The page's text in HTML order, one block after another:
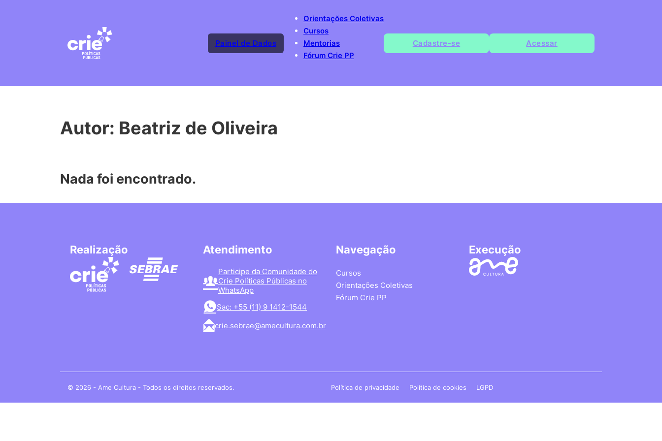
Painel de Dados
Orientações Coletivas
Cursos
Mentorias
Fórum Crie PP
Cadastre-se Acessar
Autor: Beatriz de Oliveira
Nada foi encontrado.
Realização Atendimento
Participe da Comunidade do
Crie Políticas Públicas no
WhatsApp
Sac: +55 (11) 9 1412-1544
crie.sebrae@amecultura.com.br
Navegação
Cursos
Orientações Coletivas
Fórum Crie PP
Execução
© 2026 - Ame Cultura - Todos os direitos reservados. Política de privacidade Política de cookies LGPD